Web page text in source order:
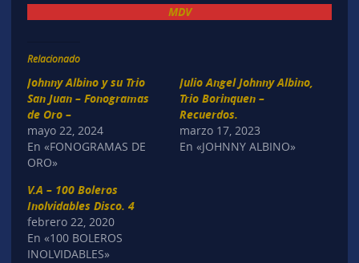
MDV
Relacionado
Johnny Albino y su Trio
San Juan – Fonogramas
de Oro –
mayo 22, 2024
En «FONOGRAMAS DE
ORO»
Julio Angel Johnny Albino,
Trio Borinquen –
Recuerdos.
marzo 17, 2023
En «JOHNNY ALBINO»
V.A – 100 Boleros
Inolvidables Disco. 4
febrero 22, 2020
En «100 BOLEROS
INOLVIDABLES»